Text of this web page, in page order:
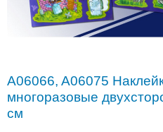
A06066, A06075
многоразовые
см